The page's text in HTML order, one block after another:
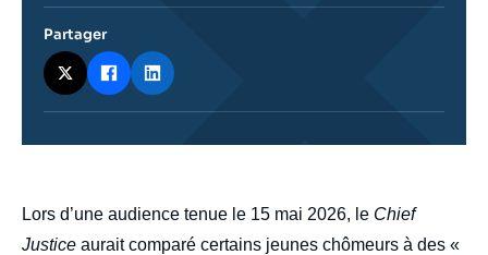
body
Lors d’une audience tenue le 15 mai 2026, le Chief
Justice aurait comparé certains jeunes chômeurs à des «
Partager